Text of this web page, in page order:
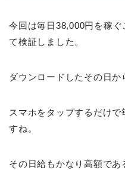
今回は毎日38,000円を稼
て検証しました。
ダウンロードしたその日か
スマホをタップするだけ
すね。
その日給もかなり高額であ